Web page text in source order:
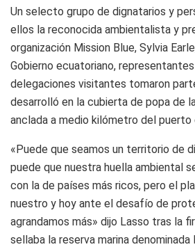
Un selecto grupo de dignatarios y
ellos la reconocida ambientalista y
organización Mission Blue, Sylvia
Gobierno ecuatoriano,
delegaciones visitantes tomaron
desarrolló en la cubierta de popa de
anclada a medio kilómetro del puerto
«Puede que seamos un territorio de
puede que nuestra huella ambiental
con la de países más ricos, pero el
nuestro y hoy ante el desafío de
agrandamos más» dijo Lasso tras la
sellaba la reserva marina denominada